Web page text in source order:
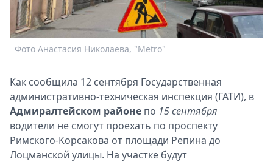
2026
Скачай
Metro
Фото Анастасия Николаева, "Metro"
Как сообщила 12 сентября Государственная
административно-техническая инспекция (ГАТИ), в
Адмиралтейском районе по 15 сентября
водители не смогут проехать по проспекту
Римского-Корсакова от площади Репина до
Лоцманской улицы. На участке будут